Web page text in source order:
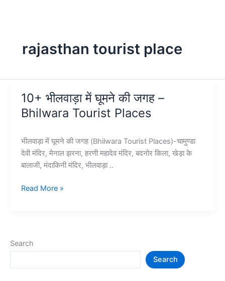
rajasthan tourist place
10+ भीलवाड़ा में घूमने की जगह –
Bhilwara Tourist Places
भीलवाड़ा में घूमने की जगह (Bhilwara Tourist Places)-चामुण्डा
देवी मंदिर, मेनाल झरना, हरणी महादेव मंदिर, बदनोर किला, खेड़ा के
बालाजी, मंदाकिनी मंदिर, भीलवाड़ा ..
10+
जगह
Read More »
Search
Search